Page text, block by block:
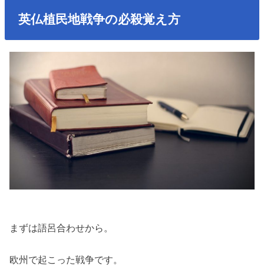
英仏植民地戦争の必殺覚え方
まずは語呂合わせから。
欧州で起こった戦争です。